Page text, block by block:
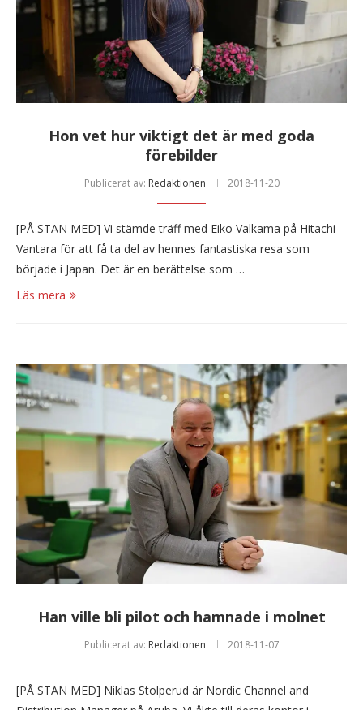
Hon vet hur viktigt det är med goda
förebilder
Publicerat av: Redaktionen 2018-11-20
[PÅ STAN MED] Vi stämde träff med Eiko Valkama på Hitachi
Vantara för att få ta del av hennes fantastiska resa som
började i Japan. Det är en berättelse som …
Läs mera
Han ville bli pilot och hamnade i molnet
Publicerat av: Redaktionen 2018-11-07
[PÅ STAN MED] Niklas Stolperud är Nordic Channel and